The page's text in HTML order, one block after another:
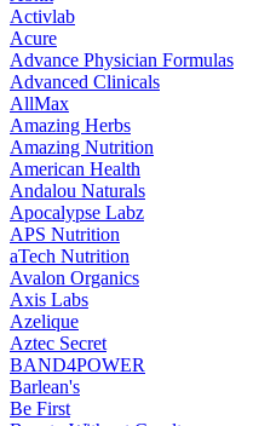
Activlab
Acure
Advance Physician Formulas
Advanced Clinicals
AllMax
Amazing Herbs
Amazing Nutrition
American Health
Andalou Naturals
Apocalypse Labz
APS Nutrition
aTech Nutrition
Avalon Organics
Axis Labs
Azelique
Aztec Secret
BAND4POWER
Barlean's
Be First